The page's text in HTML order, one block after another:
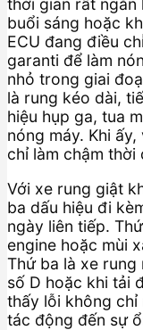
thời gian rất ngắn
buổi sáng hoặc
ECU đang điều
garanti để làm
nhỏ trong giai
là rung kéo dài,
hiệu hụp ga, tua
nóng máy. Khi
chỉ làm chậm thời
Với xe rung giật
ba dấu hiệu đi
ngày liên tiếp.
engine hoặc mùi
Thứ ba là xe rung
số D hoặc khi tải
thấy lỗi không chỉ
tác động đến sự